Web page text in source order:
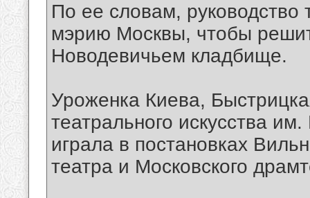
По ее словам, руководство
мэрию Москвы, чтобы
Новодевичьем кладбище.
Уроженка Киева,
театрального искусства
играла в постановках
театра и Московского